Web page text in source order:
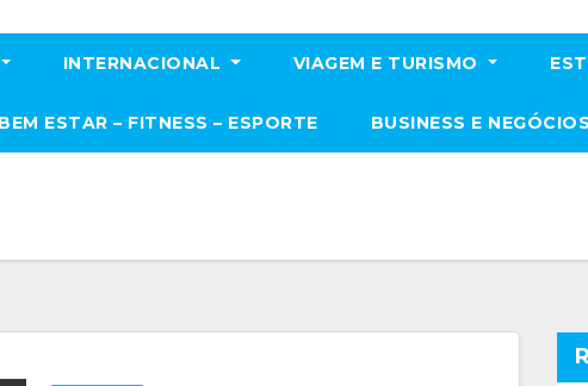
INTERNACIONAL VIAGEM E TURISMO
ESTAR – FITNESS – ESPORTE BUSINESS E NEGÓCIOS